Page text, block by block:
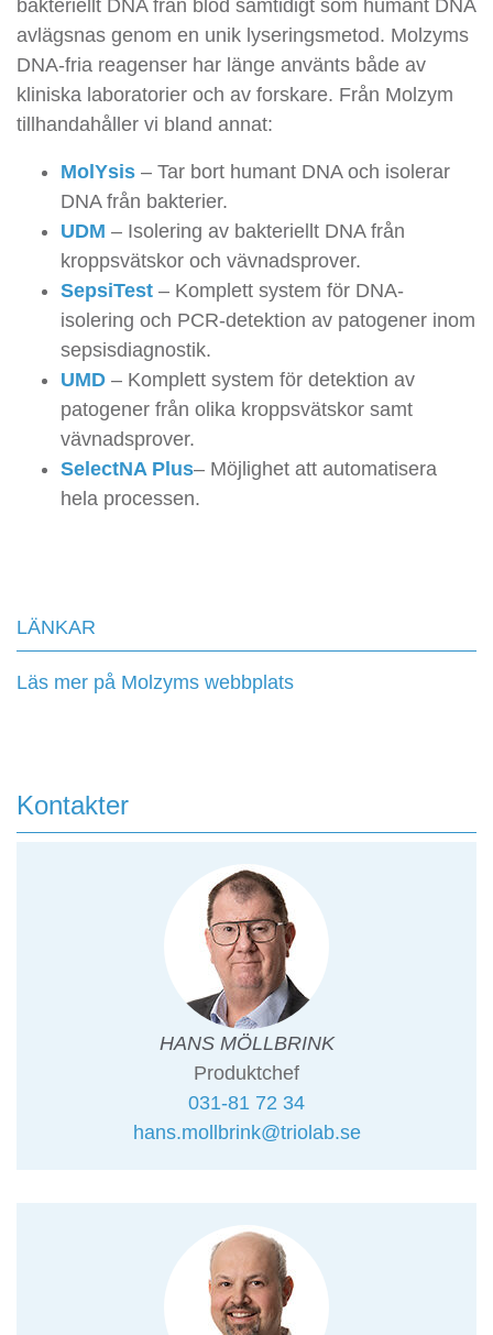
bakteriellt DNA från blod samtidigt som humant DNA
avlägsnas genom en unik lyseringsmetod. Molzyms
DNA-fria reagenser har länge använts både av
kliniska laboratorier och av forskare. Från Molzym
tillhandahåller vi bland annat:
MolYsis – Tar bort humant DNA och isolerar
DNA från bakterier.
UDM – Isolering av bakteriellt DNA från
kroppsvätskor och vävnadsprover.
SepsiTest – Komplett system för DNA-
isolering och PCR-detektion av patogener inom
sepsisdiagnostik.
UMD – Komplett system för detektion av
patogener från olika kroppsvätskor samt
vävnadsprover.
SelectNA Plus– Möjlighet att automatisera
hela processen.
LÄNKAR
Läs mer på Molzyms webbplats
Kontakter
HANS MÖLLBRINK
Produktchef
031-81 72 34
hans.mollbrink@triolab.se